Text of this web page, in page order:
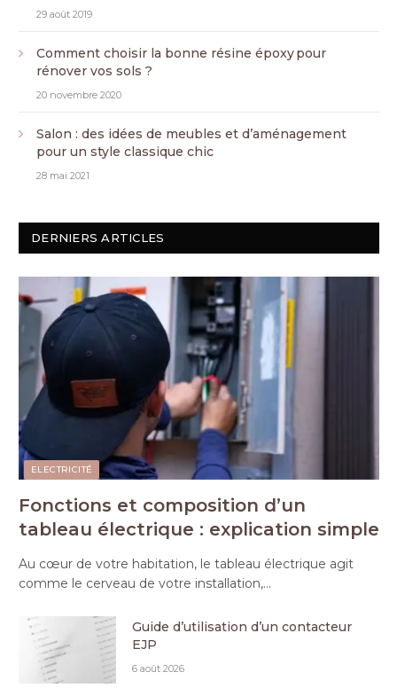
29 août 2019
Comment choisir la bonne résine époxy pour
rénover vos sols ?
20 novembre 2020
Salon : des idées de meubles et d’aménagement
pour un style classique chic
28 mai 2021
DERNIERS ARTICLES
ELECTRICITÉ
Fonctions et composition d’un
tableau électrique : explication simple
Au cœur de votre habitation, le tableau électrique agit
comme le cerveau de votre installation,…
Guide d’utilisation d’un contacteur
EJP
6 août 2026